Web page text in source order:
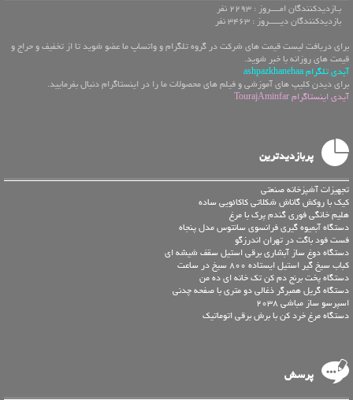
بـازدیدکنندگان امــــروز : 2293 نفر
بازدیدکنندگان دیـــــروز : 3463 نفر
برای دریافت لیست قیمت های شرکت در گروه تلگرام و واتساپ ما عضو شوید تا از تخفیف و حراج و
قیمت های روزانه با خبر شوید.
آیدی تلگرام ashpazkhanehaa
برای دیدن کلیپ های آموزشی و فیلم های محصولات ما را در اینستاگرام دنبال بفرمایید.
آیدی اینستاگرام TourajAminfar
پربازدیدترین
تجهیزات آشپزخانه صنعتی
کیک با روکش گاناش شکلاتی کاکائویی ساده
هلیم خانگی فوری گندم پرک با مرغ
دستگاه آبمیوه گیری فرانسوی سانتوس مدل پنجاه
فست فود باگت در تهران اندرزگو
دستگاه دوغ ساز آبشاری برقی استیل سقف شیشه ای
کباب سیخ گیر استیل ایستاده 800 سیخ در ساعت
دستگاه پخت برنج دم کن تک خانه ای ده من
دستگاه گریل همبرگر ذغالی دو متری با صفحه چدنی
اسپرسو ساز مباشی 2038
دستگاه مرغ خرد کن با برش برقی اتوماتیک
پرسش